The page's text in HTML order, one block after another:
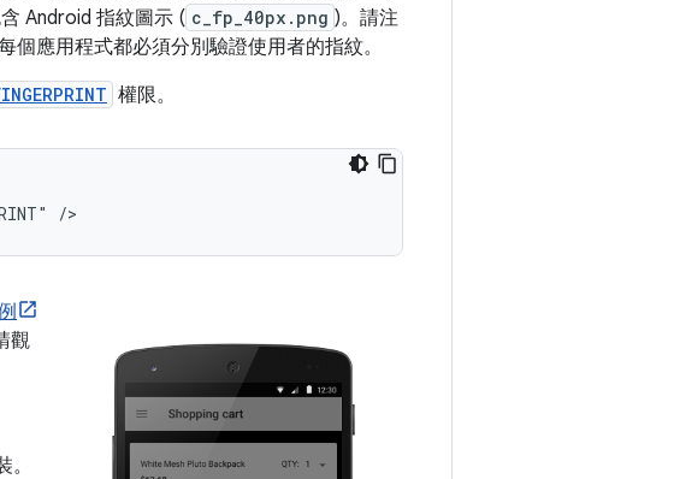
Android 指紋圖示 ( c_fp_40px.png )。請注
應用程式都必須分別驗證使用者的指紋。
權限。
/>
觀